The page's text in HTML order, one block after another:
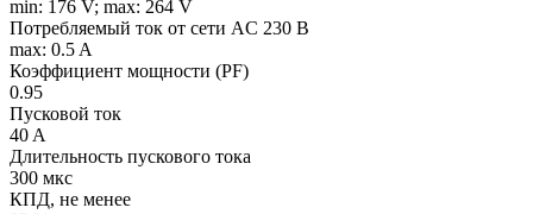
min: 176 V; max: 264 V
Потребляемый ток от сети AC 230 В
max: 0.5 A
Коэффициент мощности (PF)
0.95
Пусковой ток
40 A
Длительность пускового тока
300 мкс
КПД, не менее